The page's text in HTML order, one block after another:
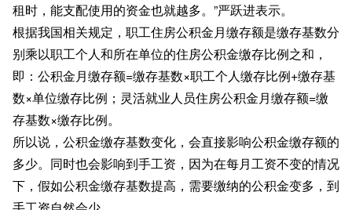
租时，能支配使用的资金也就越多。”严跃进表示。
根据我国相关规定，职工住房公积金月缴存额是缴存基数分
别乘以职工个人和所在单位的住房公积金缴存比例之和，
即：公积金月缴存额=缴存基数×职工个人缴存比例+缴存基
数×单位缴存比例；灵活就业人员住房公积金月缴存额=缴
存基数×缴存比例。
所以说，公积金缴存基数变化，会直接影响公积金缴存额的
多少。同时也会影响到手工资，因为在每月工资不变的情况
下，假如公积金缴存基数提高，需要缴纳的公积金变多，到